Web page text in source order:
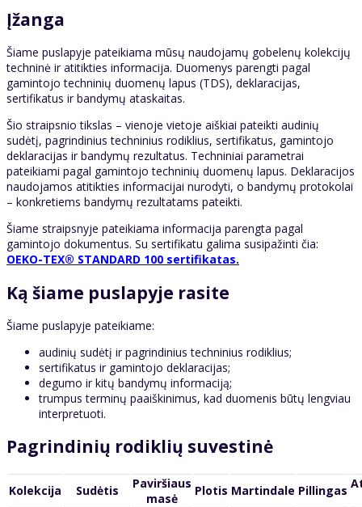
Įžanga
Šiame puslapyje pateikiama mūsų naudojamų gobelenų kolekcijų
techninė ir atitikties informacija. Duomenys parengti pagal
gamintojo techninių duomenų lapus (TDS), deklaracijas,
sertifikatus ir bandymų ataskaitas.
Šio straipsnio tikslas – vienoje vietoje aiškiai pateikti audinių
sudėtį, pagrindinius techninius rodiklius, sertifikatus, gamintojo
deklaracijas ir bandymų rezultatus. Techniniai parametrai
pateikiami pagal gamintojo techninių duomenų lapus. Deklaracijos
naudojamos atitikties informacijai nurodyti, o bandymų protokolai
– konkretiems bandymų rezultatams pateikti.
Šiame straipsnyje pateikiama informacija parengta pagal
gamintojo dokumentus. Su sertifikatu galima susipažinti čia:
OEKO-TEX® STANDARD 100 sertifikatas.
Ką šiame puslapyje rasite
Šiame puslapyje pateikiame:
audinių sudėtį ir pagrindinius techninius rodiklius;
sertifikatus ir gamintojo deklaracijas;
degumo ir kitų bandymų informaciją;
trumpus terminų paaiškinimus, kad duomenis būtų lengviau
interpretuoti.
Pagrindinių rodiklių suvestinė
Kolekcija Sudėtis
Paviršiaus
masė
Plotis Martindale Pillingas